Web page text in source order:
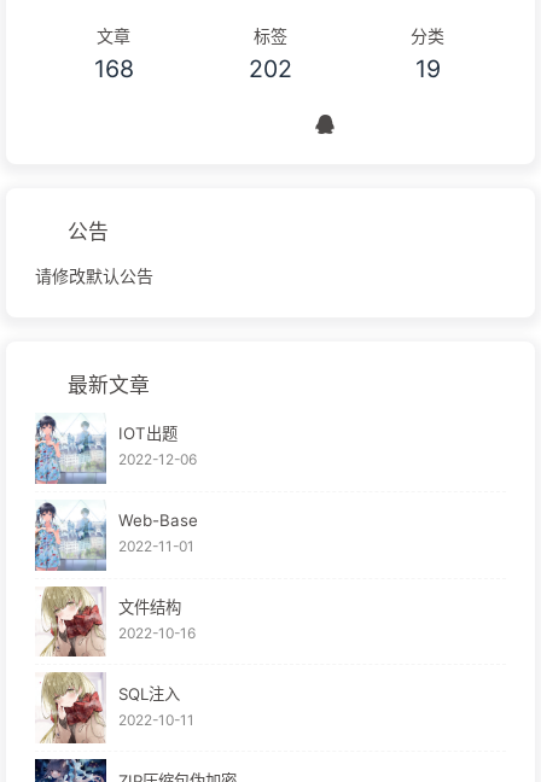
文章
168
标签
202
分类
19
公告
请修改默认公告
最新文章
IOT出题
2022-12-06
Web-Base
2022-11-01
文件结构
2022-10-16
SQL注入
2022-10-11